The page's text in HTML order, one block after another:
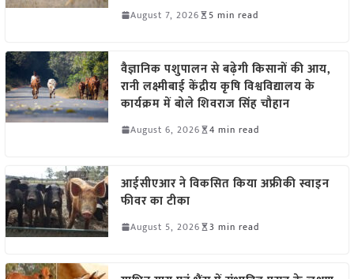
August 7, 2026 5 min read
वैज्ञानिक पशुपालन से बढ़ेगी किसानों की आय,
रानी लक्ष्मीबाई केंद्रीय कृषि विश्वविद्यालय के
कार्यक्रम में बोले शिवराज सिंह चौहान
August 6, 2026 4 min read
आईसीएआर ने विकसित किया अफ्रीकी स्वाइन
फीवर का टीका
August 5, 2026 3 min read